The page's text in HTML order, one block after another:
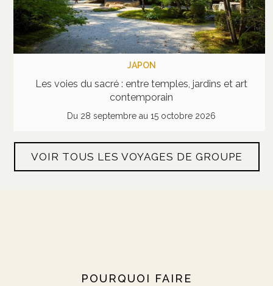
JAPON
Les voies du sacré : entre temples, jardins et art
contemporain
Du 28 septembre au 15 octobre 2026
VOIR TOUS LES VOYAGES DE GROUPE
POURQUOI FAIRE